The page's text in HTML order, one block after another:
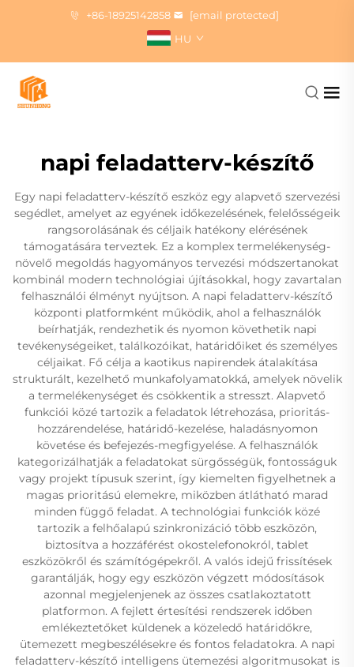
+86-18925142858
[email protected]
HU
napi feladatterv-készítő
Egy napi feladatterv-készítő eszköz egy alapvető szervezési
segédlet, amelyet az egyének időkezelésének, felelősségeik
rangsorolásának és céljaik hatékony elérésének
támogatására terveztek. Ez a komplex termelékenység-
növelő megoldás hagyományos tervezési módszertanokat
kombinál modern technológiai újításokkal, hogy zavartalan
felhasználói élményt nyújtson. A napi feladatterv-készítő
központi platformként működik, ahol a felhasználók
beírhatják, rendezhetik és nyomon követhetik napi
tevékenységeiket, találkozóikat, határidőiket és személyes
céljaikat. Fő célja a kaotikus napirendek átalakítása
strukturált, kezelhető munkafolyamatokká, amelyek növelik
a termelékenységet és csökkentik a stresszt. Alapvető
funkciói közé tartozik a feladatok létrehozása, prioritás-
hozzárendelése, határidő-kezelése, haladásnyomon
követése és befejezés-megfigyelése. A felhasználók
kategorizálhatják a feladatokat sürgősségük, fontosságuk
vagy projekt típusuk szerint, így kiemelten figyelhetnek a
magas prioritású elemekre, miközben átlátható marad
minden függő feladat. A technológiai funkciók közé
tartozik a felhőalapú szinkronizáció több eszközön,
biztosítva a hozzáférést okostelefonokról, tablet
eszközökről és számítógépekről. A valós idejű frissítések
garantálják, hogy egy eszközön végzett módosítások
azonnal megjelenjenek az összes csatlakoztatott
platformon. A fejlett értesítési rendszerek időben
emlékeztetőket küldenek a közeledő határidőkre,
ütemezett megbeszélésekre és fontos feladatokra. A napi
feladatterv-készítő intelligens ütemezési algoritmusokat is